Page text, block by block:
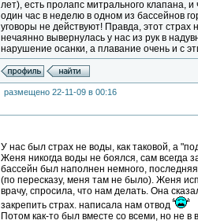
лет), есть пролапс митрального клапана,
один час в неделю в одном из бассейнов
уговоры не действуют! Правда, этот
нечаянно вывернулась у нас из рук в
нарушение осанки, а плавание очень и с
размещено 22-11-09 в 00:16
У нас был страх не воды, как таковой, а
Женя никогда воды не боялся, сам всегда
бассейн был наполнен немного,
(по пересказу, меня там не было). Женя
врачу, спросила, что нам делать. Она
закрепить страх. написала нам отвод
Потом как-то был вместе со всеми, но не в